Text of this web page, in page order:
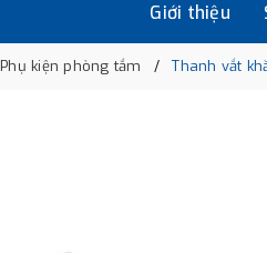
Giới thiệu
Phụ kiện phòng tắm Thanh vắt